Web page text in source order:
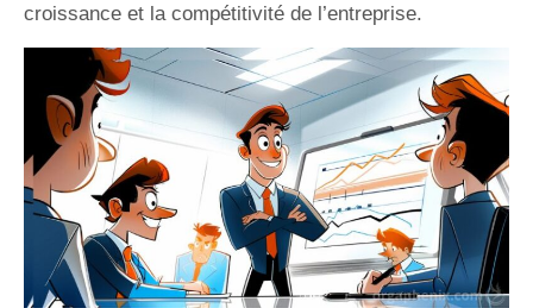
croissance et la compétitivité de l’entreprise.